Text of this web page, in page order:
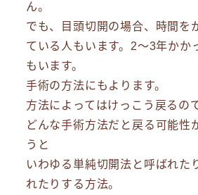
ん。
でも、目頭切開の場合、時間を
ている人もいます。2～3年かか
もいます。
手術の方法にもよります。
方法によってはけっこう戻るの
どんな手術方法だと戻る可能性
うと
いわゆる単純切開法と呼ばれた
れたりする方法。